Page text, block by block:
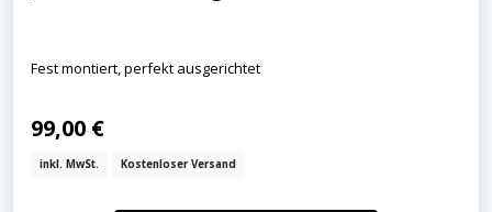
Fest montiert, perfekt ausgerichtet
99,00 €
inkl. MwSt. Kostenloser Versand